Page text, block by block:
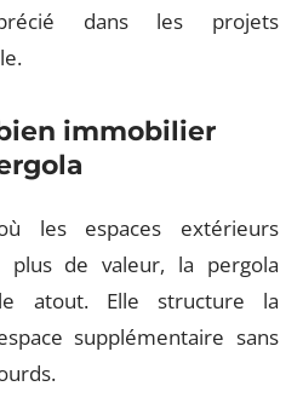
dans les projets
immobilier
les espaces extérieurs
de valeur, la pergola
atout. Elle structure la
supplémentaire sans